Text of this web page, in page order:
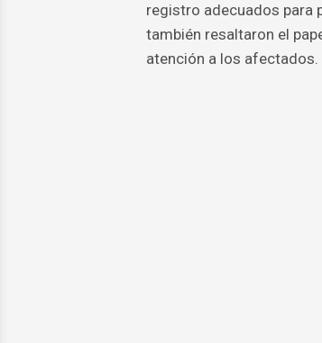
registro adecuados para
también resaltaron el
atención a los afectados.